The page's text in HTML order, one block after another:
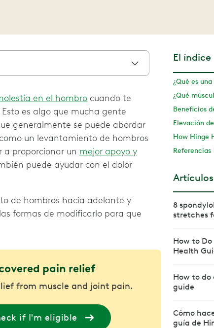
en el hombro cuando te
es algo que mucha gente
generalmente se puede abordar
un levantamiento de hombros
a proporcionar un mejor apoyo y
puede ayudar con el dolor
de hombros hacia adelante y
formas de modificarlo para que
pain relief
from muscle and joint pain.
if I'm eligible
El índice
How Hinge
Referencias
8
stretches
How to Do
Health
How to
guide
Cómo
guía de